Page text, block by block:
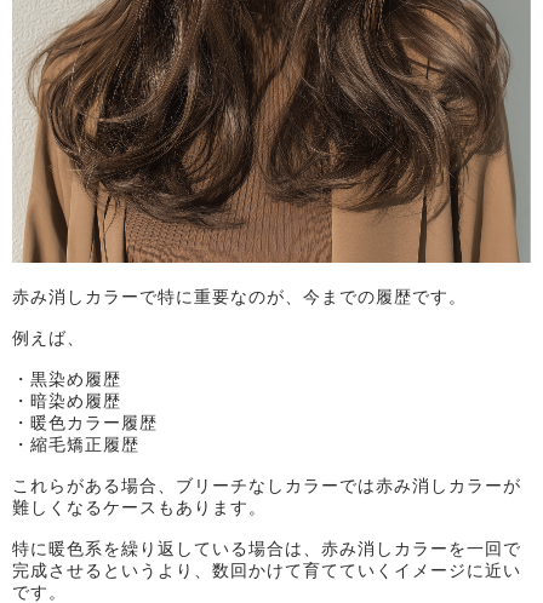
赤み消しカラーで特に重要なのが、今までの履歴です。
例えば、
・黒染め履歴
・暗染め履歴
・暖色カラー履歴
・縮毛矯正履歴
これらがある場合、ブリーチなしカラーでは赤み消しカラーが
難しくなるケースもあります。
特に暖色系を繰り返している場合は、赤み消しカラーを一回で
完成させるというより、数回かけて育てていくイメージに近い
です。